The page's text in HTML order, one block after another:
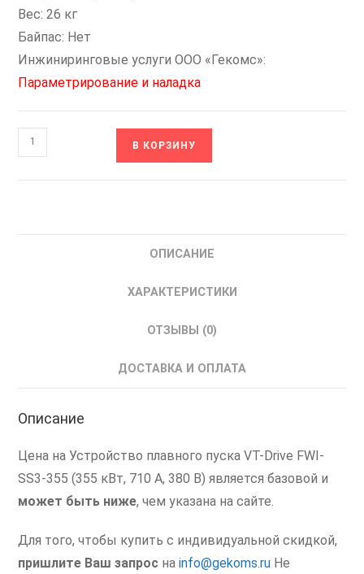
Вес: 26 кг
Байпас: Нет
Инжиниринговые услуги ООО «Гекомс»:
Параметрирование и наладка
Количество
товара
В КОРЗИНУ
ОПИСАНИЕ
ХАРАКТЕРИСТИКИ
ОТЗЫВЫ (0)
ДОСТАВКА И ОПЛАТА
Описание
Цена на Устройство плавного пуска VT-Drive FWI-
SS3-355 (355 кВт, 710 А, 380 В) является базовой и
может быть ниже, чем указана на сайте.
Для того, чтобы купить с индивидуальной скидкой,
пришлите Ваш запрос наinfo@gekoms.ru Не